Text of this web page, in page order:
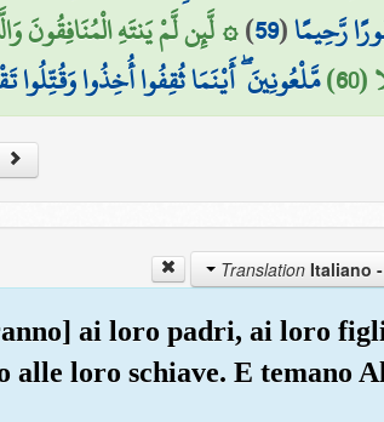
رَّحِيمًا(
59
)۞ لَّئِن لَّمْ يَنتَهِ الْمُنَافِقُونَ
مَّلْعُونِينَ ۖ أَيْنَمَا ثُقِفُوا أُخِذُوا وَقُتِّلُوا
Italiano
ai loro padri, ai loro
loro schiave. E temano